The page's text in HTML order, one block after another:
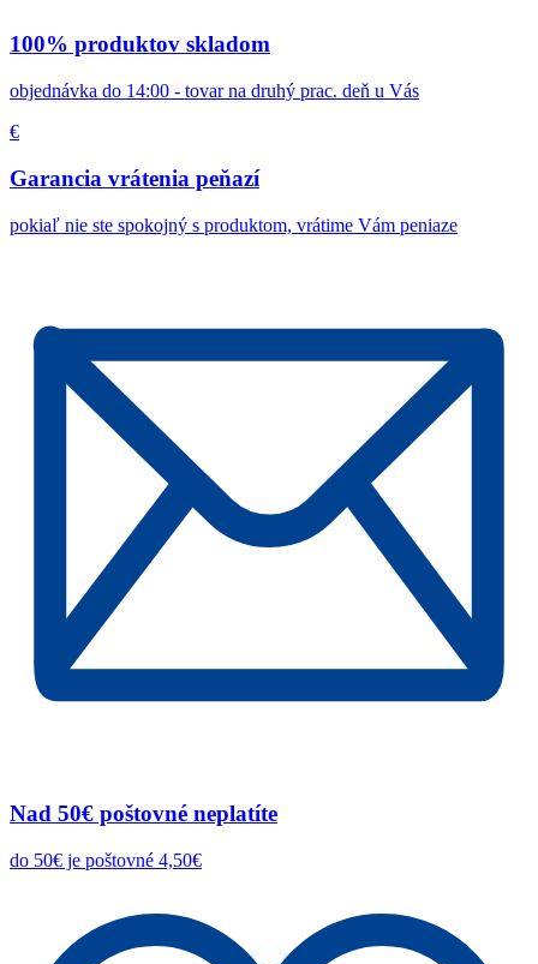
100% produktov skladom
objednávka do 14:00 - tovar na druhý prac. deň u Vás
€
Garancia vrátenia peňazí
pokiaľ nie ste spokojný s produktom, vrátime Vám peniaze
Nad 50€ poštovné neplatíte
do 50€ je poštovné 4,50€